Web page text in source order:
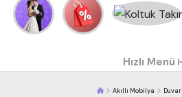
Hızlı Menü
Akıllı Mobilya